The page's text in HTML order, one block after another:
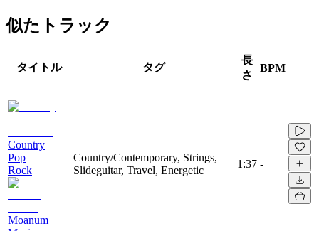
似たトラック
タイトル タグ
長
さ
BPM
Country
Pop
Rock
Moanum
Country/Contemporary, Strings,
Slideguitar, Travel, Energetic
1:37 -